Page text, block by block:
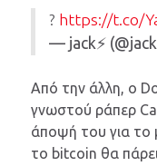
? https://t.co/
— jack⚡️
Από την άλλη, ο
γνωστού ράπερ
άποψή του για το
το bitcoin θα